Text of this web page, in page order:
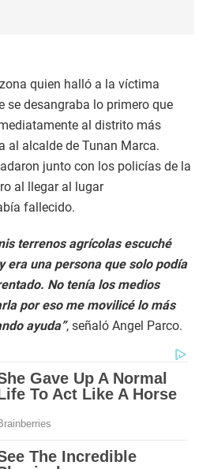
quien halló a la víctima
se desangraba lo primero que
al distrito más
al alcalde de Tunan Marca.
junto con los policías de la
al llegar al lugar
fallecido.
terrenos agrícolas escuché
era una persona que solo podía
No tenía los medios
por eso me movilicé lo más
ayuda”, señaló Angel Parco.